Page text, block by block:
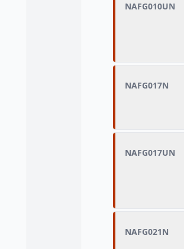
NAFG010UN
NAFG017N
NAFG017UN
NAFG021N